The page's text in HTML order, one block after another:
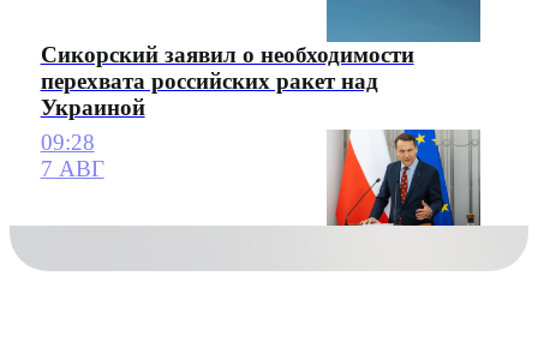
Сикорский заявил о необходимости
перехвата российских ракет над
Украиной
09:28
7 АВГ